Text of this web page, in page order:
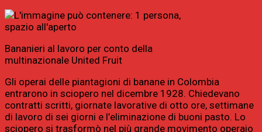
Bananieri al lavoro per conto della
multinazionale United Fruit
Gli operai delle piantagioni di banane in Colombia
entrarono in sciopero nel dicembre 1928. Chiedevano
contratti scritti, giornate lavorative di otto ore, settimane
di lavoro di sei giorni e l’eliminazione di buoni pasto. Lo
sciopero si trasformò nel più grande movimento operaio